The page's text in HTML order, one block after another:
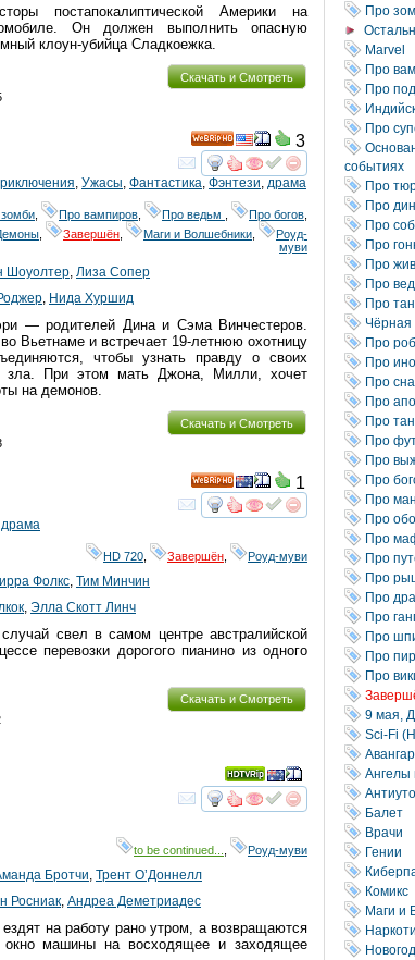
Про
Marvel
Про
Про
Про
событиях
Про
Про
Про
Про
Про
Про
Про
Чёрная
Про
Про
Про
Про
Про
Про
Про
Про
Про
Про
Про
Про
Про
Про
Про
Про
Про
Про
9 мая,
Sci-Fi
Ангелы
Балет
Врачи
Гении
Комикс
Маги и
постапокалиптической Америки на
Он должен выполнить опасную
клоун-убийца Сладкоежка.
Скачать и Смотреть
смотретьинтересует
HD
3
, Ужасы, Фантастика, Фэнтези, драма
Про вампиров Про ведьм Про богов
Завершён Маги и Волшебники
Роуд-
муви
Шоуолтер, Лиза Сопер
, Нида Хуршид
— родителей Дина и Сэма Винчестеров.
Вьетнаме и встречает 19-летнюю охотницу
чтобы узнать правду о своих
зла. При этом мать Джона, Милли, хочет
на демонов.
Скачать и Смотреть
смотретьинтересует
HD
1
драма
HD 720 Завершён Роуд-муви
Фолкс, Тим Минчин
, Элла Скотт Линч
свел в самом центре австралийской
перевозки дорогого пианино из одного
Скачать и Смотреть
смотретьинтересует
to be continued... Роуд-муви
Бротчи, Трент О’Доннелл
Росниак, Андреа Деметриадес
на работу рано утром, а возвращаются
машины на восходящее и заходящее